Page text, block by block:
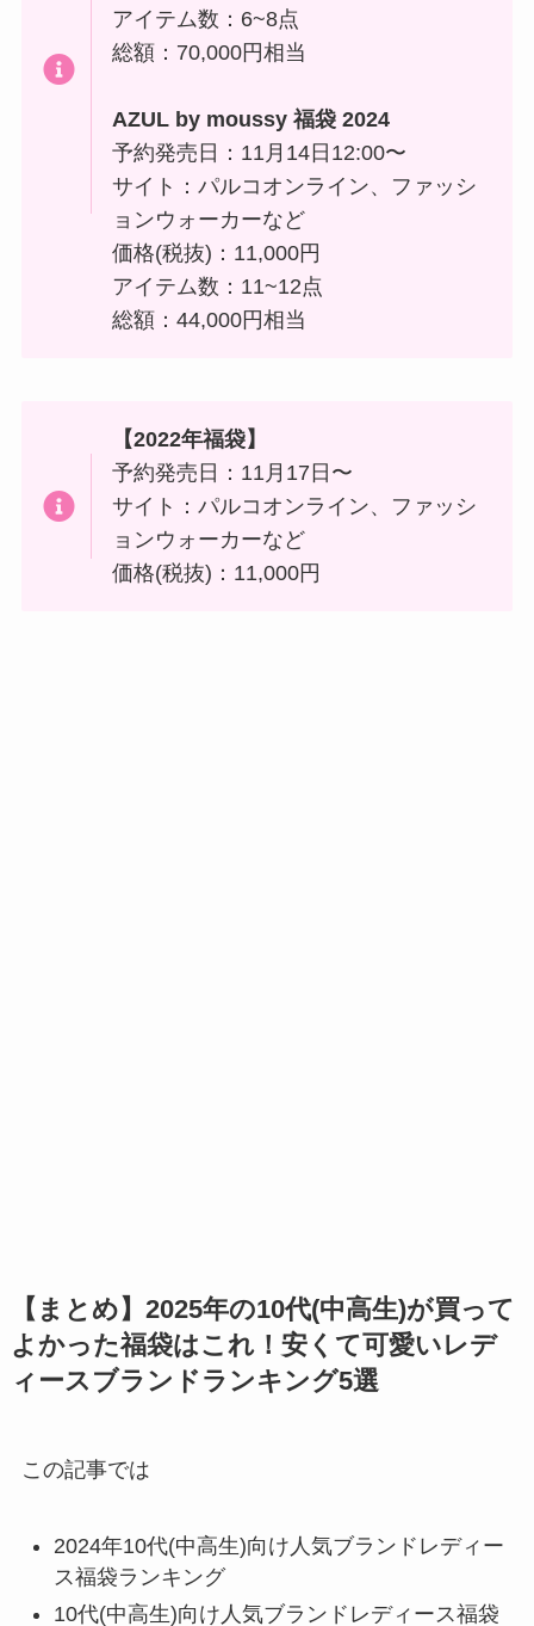
アイテム数：6~8点
総額：70,000円相当
AZUL by moussy 福袋 2024
予約発売日：11月14日12:00〜
サイト：パルコオンライン、ファッシ
ョンウォーカーなど
価格(税抜)：11,000円
アイテム数：11~12点
総額：44,000円相当
【2022年福袋】
予約発売日：11月17日〜
サイト：パルコオンライン、ファッシ
ョンウォーカーなど
価格(税抜)：11,000円
【まとめ】2025年の10代(中高生)が買って
よかった福袋はこれ！安くて可愛いレデ
ィースブランドランキング5選
この記事では
2024年10代(中高生)向け人気ブランドレディー
ス福袋ランキング
10代(中高生)向け人気ブランドレディース福袋